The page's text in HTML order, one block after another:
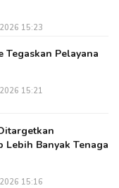
15:23
Tegaskan Pelayana
15:21
Lebih Banyak Tenaga
15:16